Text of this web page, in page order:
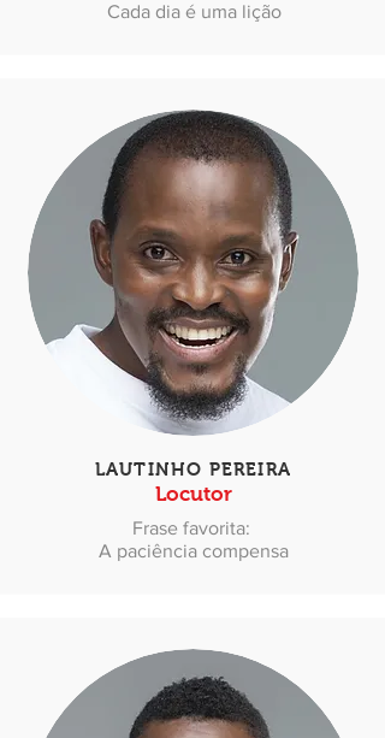
Cada dia é uma lição
LAUTINHO PEREIRA
Locutor
Frase favorita:
A paciência compensa